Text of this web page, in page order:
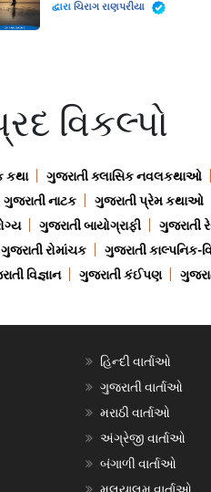
દ્વારા ચિરાગ રાણપરીયા
વિકલ્પો
કથા
ગુજરાતી ક્લાસિક નવલકથાઓ
ગુજરાતી નાટક
ગુજરાતી પ્રેમ કથાઓ
ગુજરાતી બાયોગ્રાફી
ગુજરાતી
ગુજરાતી રોમાંચક
ગુજરાતી કાલ્પનિક-
વિજ્ઞાન ગુજરાતી કંઈપણ
હિન્દી વાર્તાઓ
ગુજરાતી વાર્તાઓ
મરાઠી વાર્તાઓ
અંગ્રેજી વાર્તાઓ
બંગાળી વાર્તાઓ